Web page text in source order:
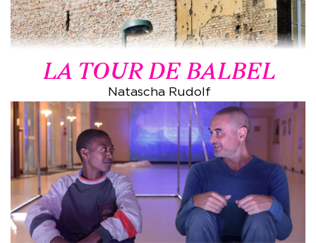
LA TOUR DE BALBEL
Natascha Rudolf